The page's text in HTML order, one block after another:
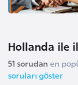
Hollanda ile
51 sorudan en
soruları göster
a
a
D